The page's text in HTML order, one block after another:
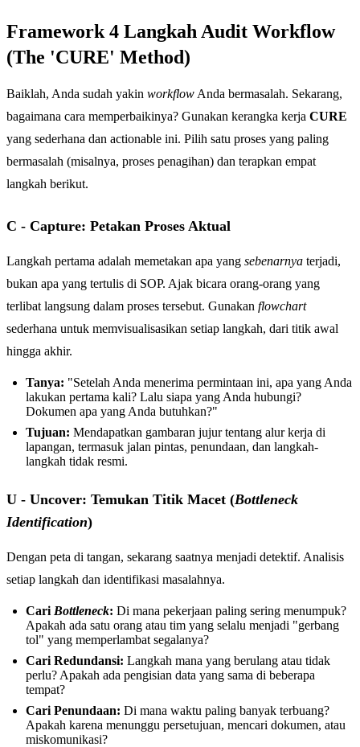
Framework 4 Langkah Audit Workflow
(The 'CURE' Method)
Baiklah, Anda sudah yakin workflow Anda bermasalah. Sekarang,
bagaimana cara memperbaikinya? Gunakan kerangka kerja CURE
yang sederhana dan actionable ini. Pilih satu proses yang paling
bermasalah (misalnya, proses penagihan) dan terapkan empat
langkah berikut.
C - Capture: Petakan Proses Aktual
Langkah pertama adalah memetakan apa yang sebenarnya terjadi,
bukan apa yang tertulis di SOP. Ajak bicara orang-orang yang
terlibat langsung dalam proses tersebut. Gunakan flowchart
sederhana untuk memvisualisasikan setiap langkah, dari titik awal
hingga akhir.
Tanya: "Setelah Anda menerima permintaan ini, apa yang Anda
lakukan pertama kali? Lalu siapa yang Anda hubungi?
Dokumen apa yang Anda butuhkan?"
Tujuan: Mendapatkan gambaran jujur tentang alur kerja di
lapangan, termasuk jalan pintas, penundaan, dan langkah-
langkah tidak resmi.
U - Uncover: Temukan Titik Macet (Bottleneck
Identification)
Dengan peta di tangan, sekarang saatnya menjadi detektif. Analisis
setiap langkah dan identifikasi masalahnya.
Cari Bottleneck: Di mana pekerjaan paling sering menumpuk?
Apakah ada satu orang atau tim yang selalu menjadi "gerbang
tol" yang memperlambat segalanya?
Cari Redundansi: Langkah mana yang berulang atau tidak
perlu? Apakah ada pengisian data yang sama di beberapa
tempat?
Cari Penundaan: Di mana waktu paling banyak terbuang?
Apakah karena menunggu persetujuan, mencari dokumen, atau
miskomunikasi?